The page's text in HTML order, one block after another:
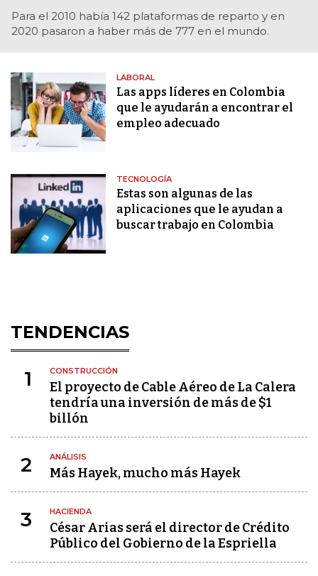
Para el 2010 había 142 plataformas de reparto y en
2020 pasaron a haber más de 777 en el mundo.
LABORAL
Las apps líderes en Colombia
que le ayudarán a encontrar el
empleo adecuado
TECNOLOGÍA
Estas son algunas de las
aplicaciones que le ayudan a
buscar trabajo en Colombia
TENDENCIAS
1 CONSTRUCCIÓN
El proyecto de Cable Aéreo de La Calera
tendría una inversión de más de $1
billón
2 ANÁLISIS
Más Hayek, mucho más Hayek
3 HACIENDA
César Arias será el director de Crédito
Público del Gobierno de la Espriella